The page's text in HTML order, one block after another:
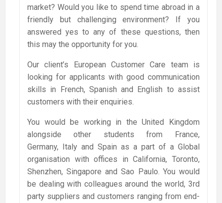
market? Would you like to spend time abroad in a
friendly but challenging environment? If you
answered yes to any of these questions, then
this may the opportunity for you.
Our client’s European Customer Care team is
looking for applicants with good communication
skills in French, Spanish and English to assist
customers with their enquiries.
You would be working in the United Kingdom
alongside other students from France,
Germany, Italy and Spain as a part of a Global
organisation with offices in California, Toronto,
Shenzhen, Singapore and Sao Paulo. You would
be dealing with colleagues around the world, 3rd
party suppliers and customers ranging from end-